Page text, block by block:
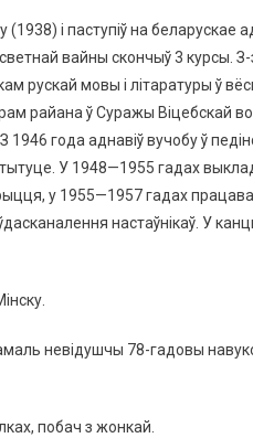
і паступіў на беларускае
вайны скончыў 3 курсы.
рускай мовы і літаратуры
райана ў Суражы Віцебскай
года аднавіў вучобу ў
У 1948—1955 гадах
у 1955—1957 гадах
настаўнікаў. У
невідушчы 78-гадовы
побач з жонкай.